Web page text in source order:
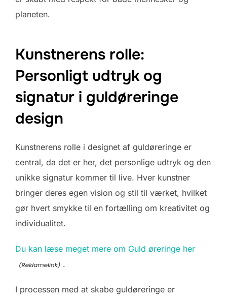
planeten.
Kunstnerens rolle:
Personligt udtryk og
signatur i guldøreringe
design
Kunstnerens rolle i designet af guldøreringe er
central, da det er her, det personlige udtryk og den
unikke signatur kommer til live. Hver kunstner
bringer deres egen vision og stil til værket, hvilket
gør hvert smykke til en fortælling om kreativitet og
individualitet.
Du kan læse meget mere om Guld øreringe her
.
I processen med at skabe guldøreringe er